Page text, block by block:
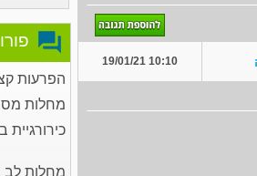
10:10 19/01/21
הפרעות
מחלות
כירורגיית
מחלות לב